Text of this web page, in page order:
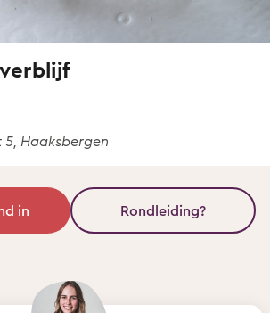
Haaksbergen
in Rondleiding?